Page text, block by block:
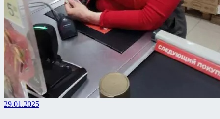
29.01.2025